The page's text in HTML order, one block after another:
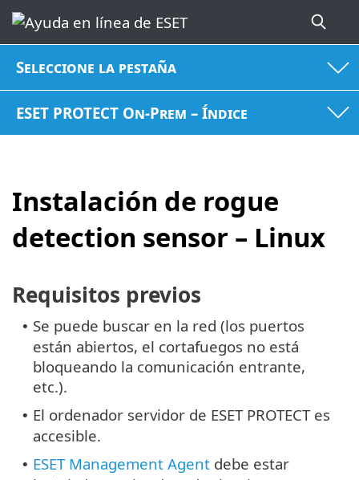
Seleccione la pestaña
ESET PROTECT On-Prem – Índice
Instalación de rogue
detection sensor – Linux
Requisitos previos
• Se puede buscar en la red (los puertos
están abiertos, el cortafuegos no está
bloqueando la comunicación entrante,
etc.).
• El ordenador servidor de ESET PROTECT es
accesible.
• ESET Management Agent debe estar